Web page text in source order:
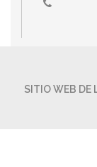
SITIO WEB DE